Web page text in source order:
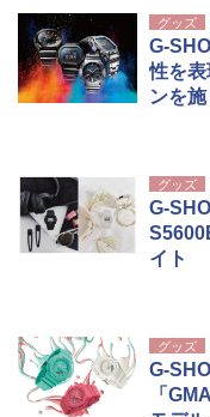
ァ
パ
広
ー
簡
ュ
[キ
広
イ
ッ
付
関
防
送
着
通
コ
グッズ
G-
性を
ンを
グッズ
G-
イト
グッズ
G-
「